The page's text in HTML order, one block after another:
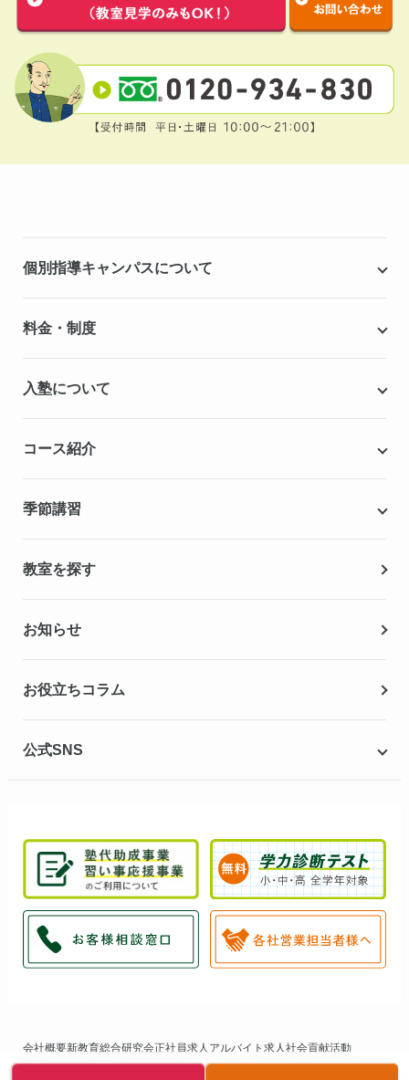
個別指導キャンパスについて
こだわりの個別指導専用教材
料金・制度
無料学力診断テスト
入塾について
無料体験授業
コース紹介
高校生の個別指導コース
季節講習
冬期講習
教室を探す
お知らせ
お役立ちコラム
公式SNS
会社概要新教育総合研究会正社員求人 アルバイト求人 社会貢献活動